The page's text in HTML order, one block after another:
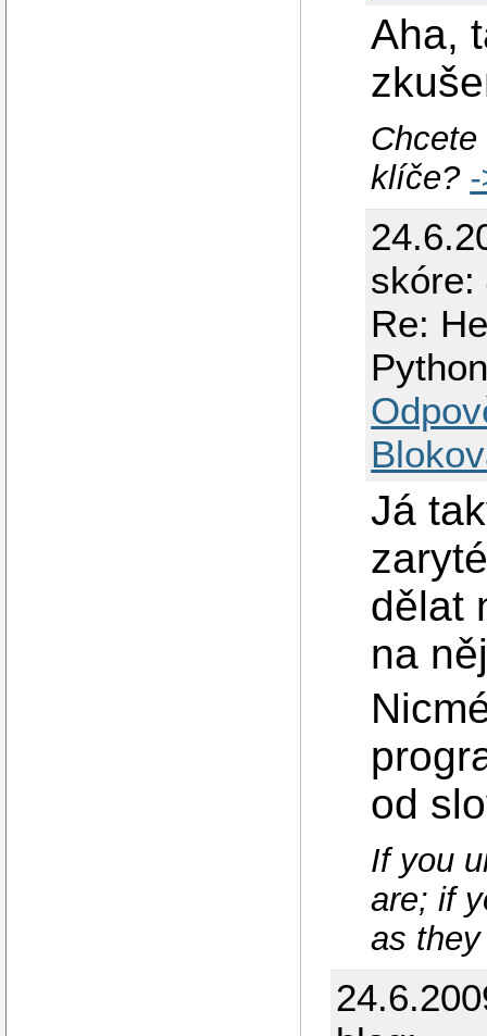
Aha,
klíče?
skóre:
Re:
Já
dělat
na
od
If you
are; if
as